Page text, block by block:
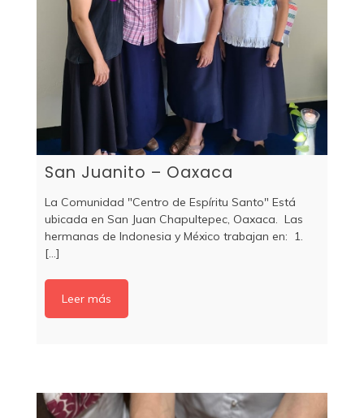
San Juanito – Oaxaca
La Comunidad "Centro de Espíritu Santo" Está
ubicada en San Juan Chapultepec, Oaxaca. Las
hermanas de Indonesia y México trabajan en: 1.
[...]
Leer más